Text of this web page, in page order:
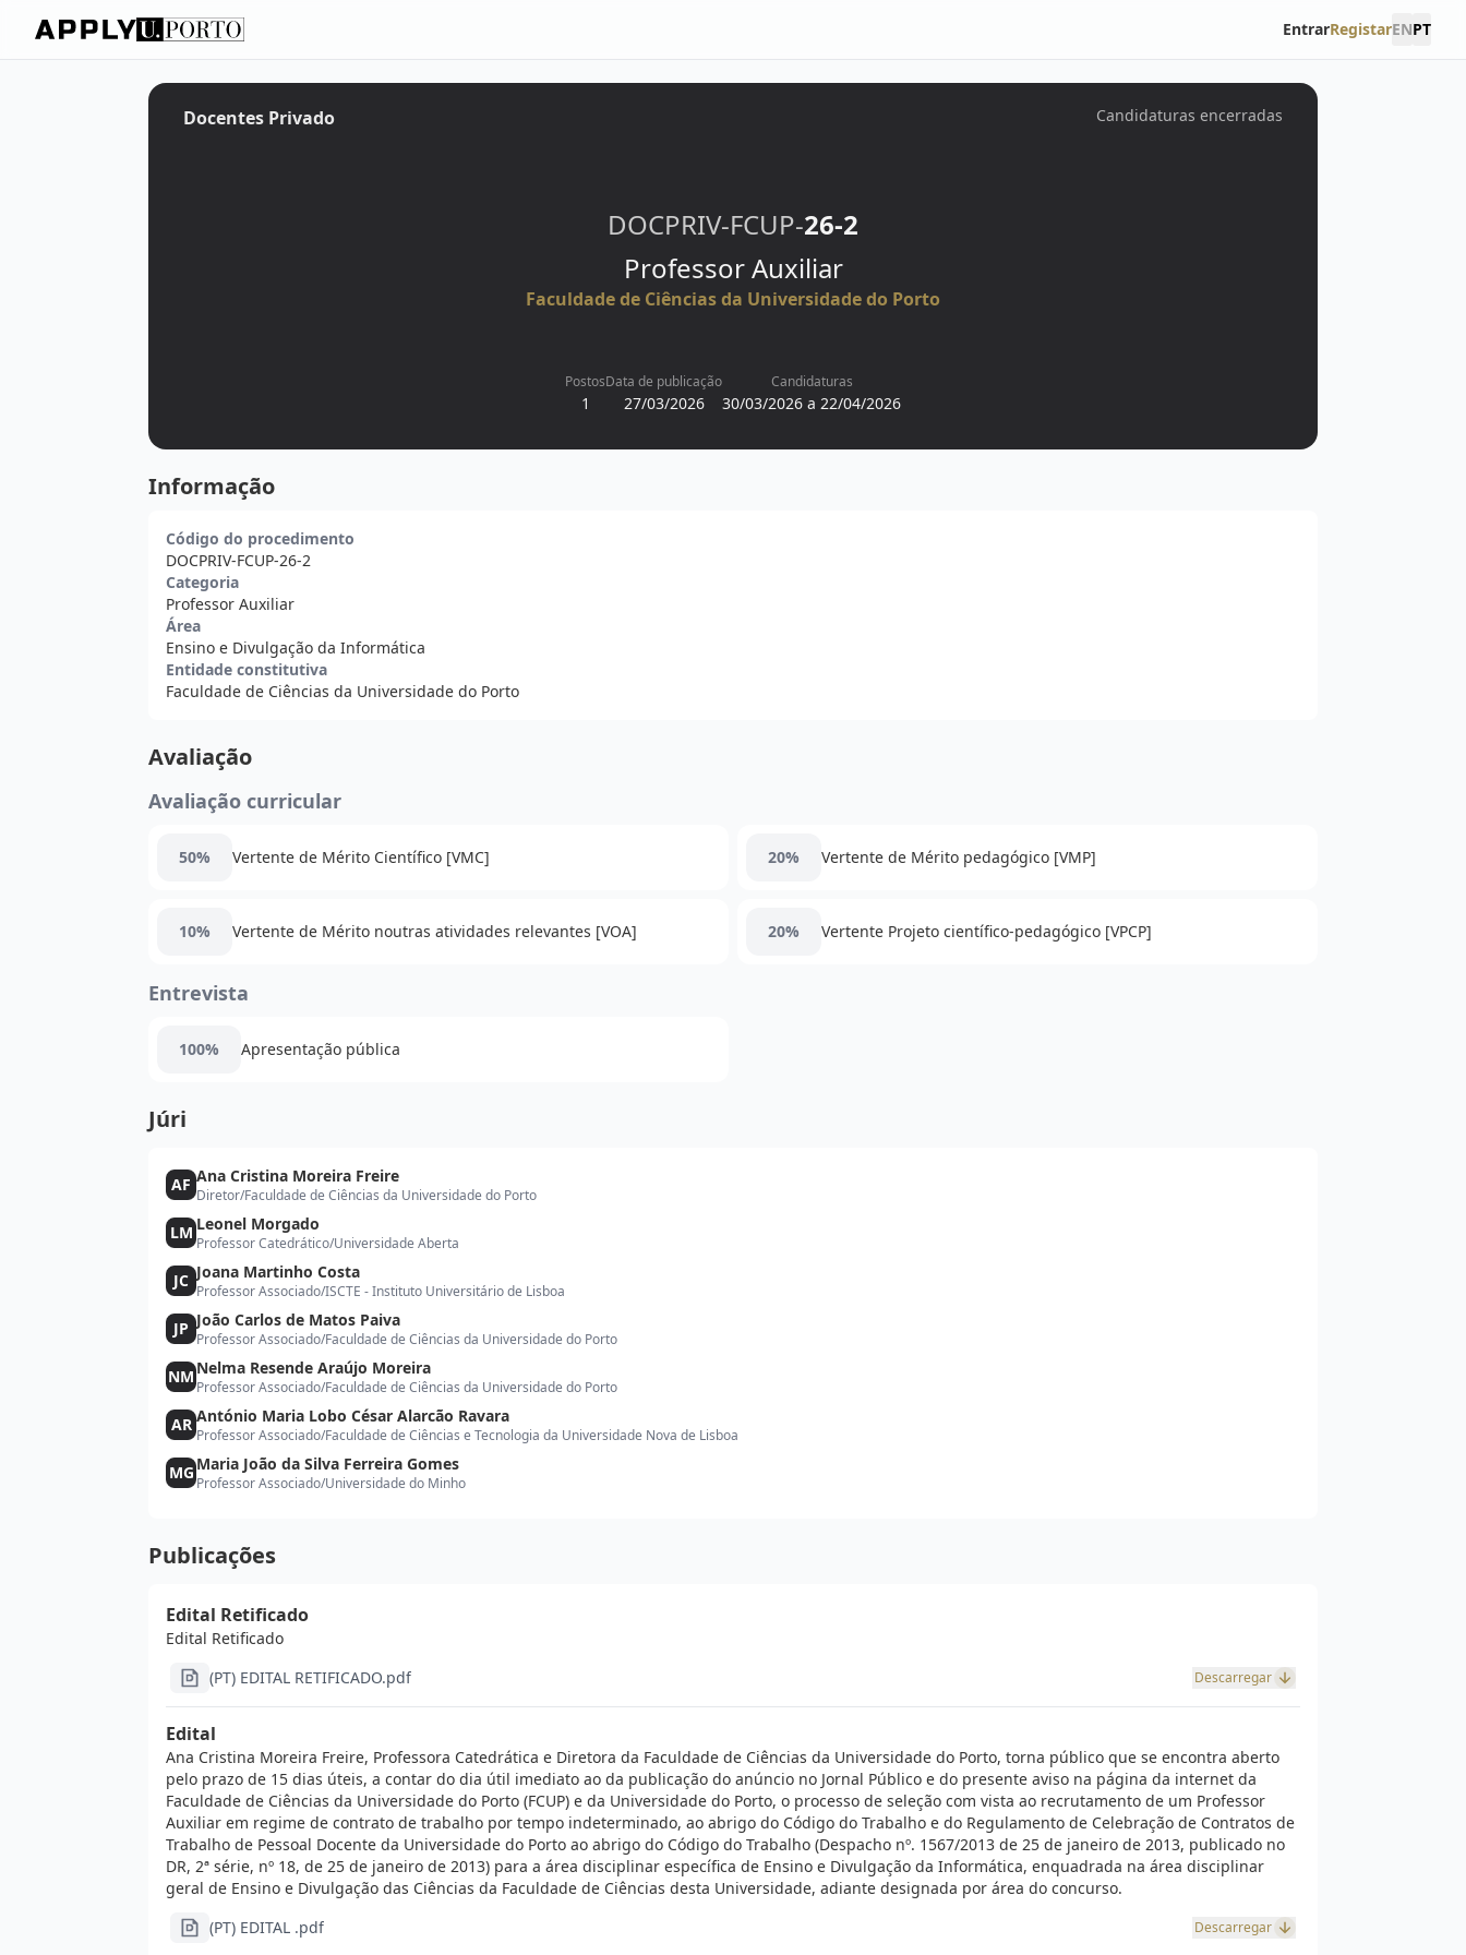
EntrarRegistarENPT
Docentes Privado Candidaturas encerradas
DOCPRIV-FCUP-26-2
Professor Auxiliar
Faculdade de Ciências da Universidade do Porto
Postos
1
Data de publicação
27/03/2026
Candidaturas
30/03/2026 a 22/04/2026
Informação
Código do procedimento
DOCPRIV-FCUP-26-2
Categoria
Professor Auxiliar
Área
Ensino e Divulgação da Informática
Entidade constitutiva
Faculdade de Ciências da Universidade do Porto
Avaliação
Avaliação curricular
50% Vertente de Mérito Científico [VMC] 20% Vertente de Mérito pedagógico [VMP]
10% Vertente de Mérito noutras atividades relevantes [VOA] 20% Vertente Projeto científico-pedagógico [VPCP]
Entrevista
100% Apresentação pública
Júri
AF Ana Cristina Moreira Freire
Diretor/Faculdade de Ciências da Universidade do Porto
LM Leonel Morgado
Professor Catedrático/Universidade Aberta
JC Joana Martinho Costa
Professor Associado/ISCTE - Instituto Universitário de Lisboa
JP João Carlos de Matos Paiva
Professor Associado/Faculdade de Ciências da Universidade do Porto
NM Nelma Resende Araújo Moreira
Professor Associado/Faculdade de Ciências da Universidade do Porto
AR António Maria Lobo César Alarcão Ravara
Professor Associado/Faculdade de Ciências e Tecnologia da Universidade Nova de Lisboa
MG Maria João da Silva Ferreira Gomes
Professor Associado/Universidade do Minho
Publicações
Edital Retificado
Edital Retificado
(PT) EDITAL RETIFICADO.pdf
Descarregar
Edital
Ana Cristina Moreira Freire, Professora Catedrática e Diretora da Faculdade de Ciências da Universidade do Porto, torna público que se encontra aberto
pelo prazo de 15 dias úteis, a contar do dia útil imediato ao da publicação do anúncio no Jornal Público e do presente aviso na página da internet da
Faculdade de Ciências da Universidade do Porto (FCUP) e da Universidade do Porto, o processo de seleção com vista ao recrutamento de um Professor
Auxiliar em regime de contrato de trabalho por tempo indeterminado, ao abrigo do Código do Trabalho e do Regulamento de Celebração de Contratos de
Trabalho de Pessoal Docente da Universidade do Porto ao abrigo do Código do Trabalho (Despacho nº. 1567/2013 de 25 de janeiro de 2013, publicado no
DR, 2ª série, nº 18, de 25 de janeiro de 2013) para a área disciplinar específica de Ensino e Divulgação da Informática, enquadrada na área disciplinar
geral de Ensino e Divulgação das Ciências da Faculdade de Ciências desta Universidade, adiante designada por área do concurso.
(PT) EDITAL .pdf
Descarregar